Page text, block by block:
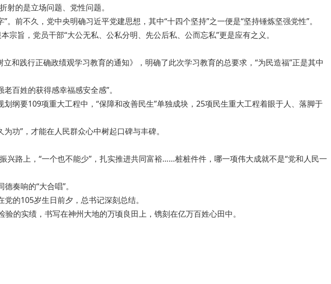
的是立场问题、党性问题。
前不久，党中央明确习近平党建思想，其中“十四个坚持”之一便是“坚持锤炼坚强党性”。
旨，党员干部“大公无私、公私分明、先公后私、公而忘私”更是应有之义。
和践行正确政绩观学习教育的通知》，明确了此次学习教育的总要求，“为民造福”正是其中
百姓的获得感幸福感安全感”。
纲要109项重大工程中，“保障和改善民生”单独成块，25项民生重大工程着眼于人、落脚于
功”，才能在人民群众心中树起口碑与丰碑。
路上，“一个也不能少”，扎实推进共同富裕……桩桩件件，哪一项伟大成就不是“党和人民一
奏响的“大合唱”。
的105岁生日前夕，总书记深刻总结。
的实绩，书写在神州大地的万顷良田上，镌刻在亿万百姓心田中。